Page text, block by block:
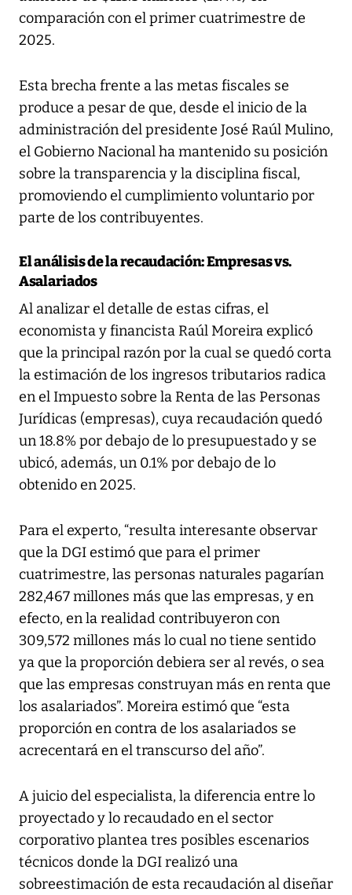
comparación con el primer cuatrimestre de
2025.
Esta brecha frente a las metas fiscales se
produce a pesar de que, desde el inicio de la
administración del presidente José Raúl Mulino,
el Gobierno Nacional ha mantenido su posición
sobre la transparencia y la disciplina fiscal,
promoviendo el cumplimiento voluntario por
parte de los contribuyentes.
El análisis de la recaudación: Empresas vs.
Asalariados
Al analizar el detalle de estas cifras, el
economista y financista Raúl Moreira explicó
que la principal razón por la cual se quedó corta
la estimación de los ingresos tributarios radica
en el Impuesto sobre la Renta de las Personas
Jurídicas (empresas), cuya recaudación quedó
un 18.8% por debajo de lo presupuestado y se
ubicó, además, un 0.1% por debajo de lo
obtenido en 2025.
Para el experto, “resulta interesante observar
que la DGI estimó que para el primer
cuatrimestre, las personas naturales pagarían
282,467 millones más que las empresas, y en
efecto, en la realidad contribuyeron con
309,572 millones más lo cual no tiene sentido
ya que la proporción debiera ser al revés, o sea
que las empresas construyan más en renta que
los asalariados”. Moreira estimó que “esta
proporción en contra de los asalariados se
acrecentará en el transcurso del año”.
A juicio del especialista, la diferencia entre lo
proyectado y lo recaudado en el sector
corporativo plantea tres posibles escenarios
técnicos donde la DGI realizó una
sobreestimación de esta recaudación al diseñar